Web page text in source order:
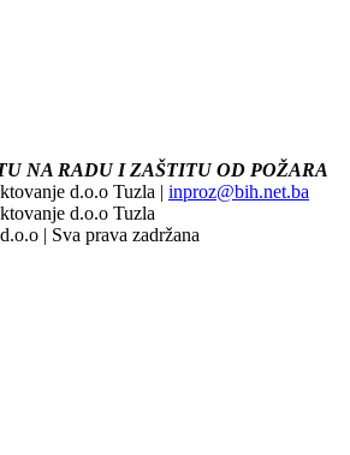
NA RADU I ZAŠTITU OD POŽARA
d.o.o Tuzla | inproz@bih.net.ba
d.o.o Tuzla
| Sva prava zadržana